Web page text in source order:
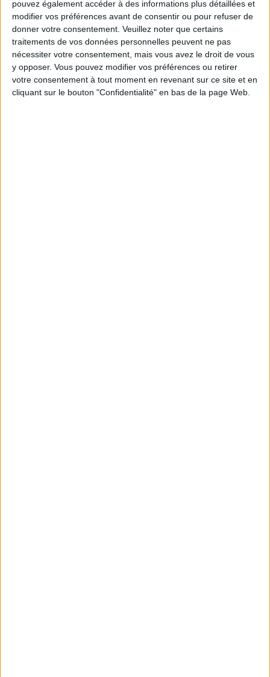
pouvez également accéder à des informations plus détaillées et
modifier vos préférences avant de consentir ou pour refuser de
donner votre consentement. Veuillez noter que certains
traitements de vos données personnelles peuvent ne pas
nécessiter votre consentement, mais vous avez le droit de vous
y opposer. Vous pouvez modifier vos préférences ou retirer
votre consentement à tout moment en revenant sur ce site et en
cliquant sur le bouton "Confidentialité" en bas de la page Web.
Manuel Uribe continuait à perdre du poids
progressivement jusqu'en mai 2014. Il tentait de
battre le record de l'homme qui a maigri le plus au
monde (en perdant 430 kilogrammes au total vers
2010, afin de battre le record de Jon Brower Minnoch).